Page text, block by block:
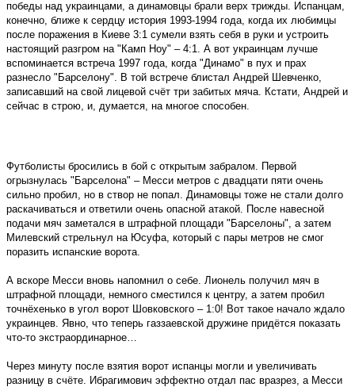
победы над украинцами, а динамовцы брали верх трижды. Испанцам,
конечно, ближе к сердцу история 1993-1994 года, когда их любимцы
после поражения в Киеве 3:1 сумели взять себя в руки и устроить
настоящий разгром на "Камп Ноу" – 4:1. А вот украинцам лучше
вспоминается встреча 1997 года, когда "Динамо" в пух и прах
разнесло "Барселону". В той встрече блистал Андрей Шевченко,
записавший на свой лицевой счёт три забитых мяча. Кстати, Андрей и
сейчас в строю, и, думается, на многое способен.
Футболисты бросились в бой с открытым забралом. Первой
огрызнулась "Барселона" – Месси метров с двадцати пяти очень
сильно пробил, но в створ не попал. Динамовцы тоже не стали долго
раскачиваться и ответили очень опасной атакой. После навесной
подачи мяч заметался в штрафной площади "Барселоны", а затем
Милевский стрельнул на Юсуфа, который с пары метров не смог
поразить испанские ворота.
А вскоре Месси вновь напомнил о себе. Лионель получил мяч в
штрафной площади, немного сместился к центру, а затем пробил
точнёхенько в угол ворот Шовковского – 1:0! Вот такое начало ждало
украинцев. Явно, что теперь газзаевской дружине придётся показать
что-то экстраординарное…
Через минуту после взятия ворот испанцы могли и увеличивать
разницу в счёте. Ибрагимович эффектно отдал пас вразрез, а Месси